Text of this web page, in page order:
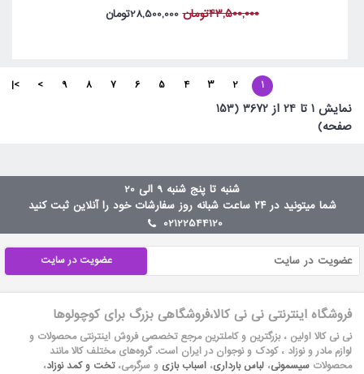
43,500,000تومان 28,500,000تومان
1
2
3
4
5
6
7
8
9
>
>|
نمايش 1 تا 24 از 3672 (153
صفحه)
شنبه تا پنج شنبه 9 الی 20
شما میتونید در ۲۴ ساعت شبانه روز سفارشات خود را آنلاین ثبت کنید
02122544120
عضویت در سایت
فروشگاه اینترنتی نی نی کالا،فروشگاهی بزرگ برای کوچولوها
نی نی کالا اولین ، بزرگترین و کاملترین مرجع تخصصی فروش اینترنتی محصولات و
لوازم مادر و نوزاد ، کودک و نوجوان در ایران است. گروه‏‏‌های مختلف کالا مانند
محصولات سیسمونی، لباس بارداری، اسباب بازی و سرگرمی،تخت و کمد نوزاد،